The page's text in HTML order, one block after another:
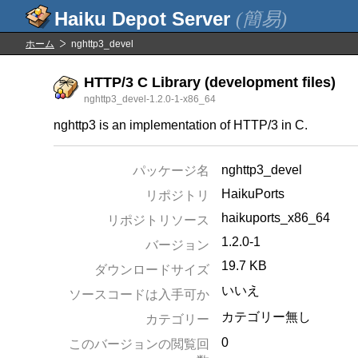
(簡易)
ホーム nghttp3_devel
HTTP/3 C Library (development files)
nghttp3_devel-1.2.0-1-x86_64
nghttp3 is an implementation of HTTP/3 in C.
パッケージ名
nghttp3_devel
リポジトリ
HaikuPorts
リポジトリソース
haikuports_x86_64
バージョン
1.2.0-1
ダウンロードサイズ 19.7 KB
ソースコードは入手可か いいえ
カテゴリー
カテゴリー無し
このバージョンの閲覧回
0